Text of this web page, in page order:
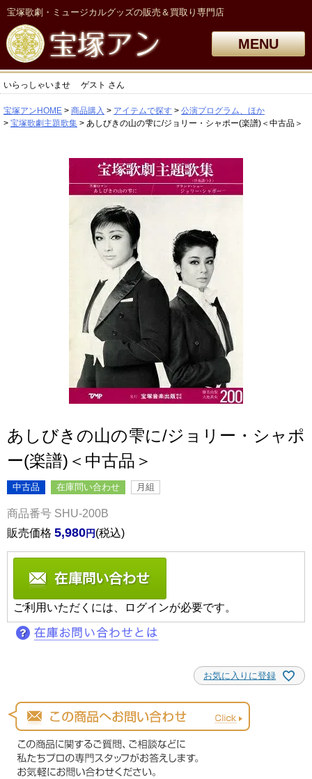
宝塚歌劇・ミュージカルグッズの販売＆買取り専門店
MENU
いらっしゃいませ ゲスト さん
宝塚アンHOME 商品購入 アイテムで探す
公演プログラム、ほか
宝塚歌劇主題歌集
あしびきの山の雫に/ジョリー・シャポー(楽譜)＜中古品＞
あしびきの山の雫に/ジョリー・シャポ
ー(楽譜)＜中古品＞
中古品 在庫問い合わせ 月組
商品番号 SHU-200B
販売価格 5,980 税込
ご利用いただくには、ログインが必要です。
お気に入りに登録